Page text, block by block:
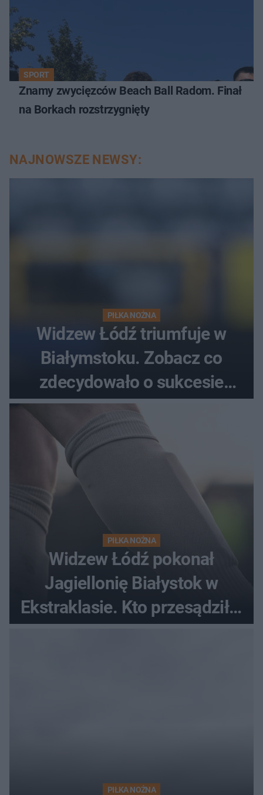
SPORT
Znamy zwycięzców Beach Ball Radom. Finał
na Borkach rozstrzygnięty
NAJNOWSZE NEWSY:
PIŁKA NOŻNA
Widzew Łódź triumfuje w
Białymstoku. Zobacz co
zdecydowało o sukcesie
gości
PIŁKA NOŻNA
Widzew Łódź pokonał
Jagiellonię Białystok w
Ekstraklasie. Kto przesądził o
losach meczu?
PIŁKA NOŻNA